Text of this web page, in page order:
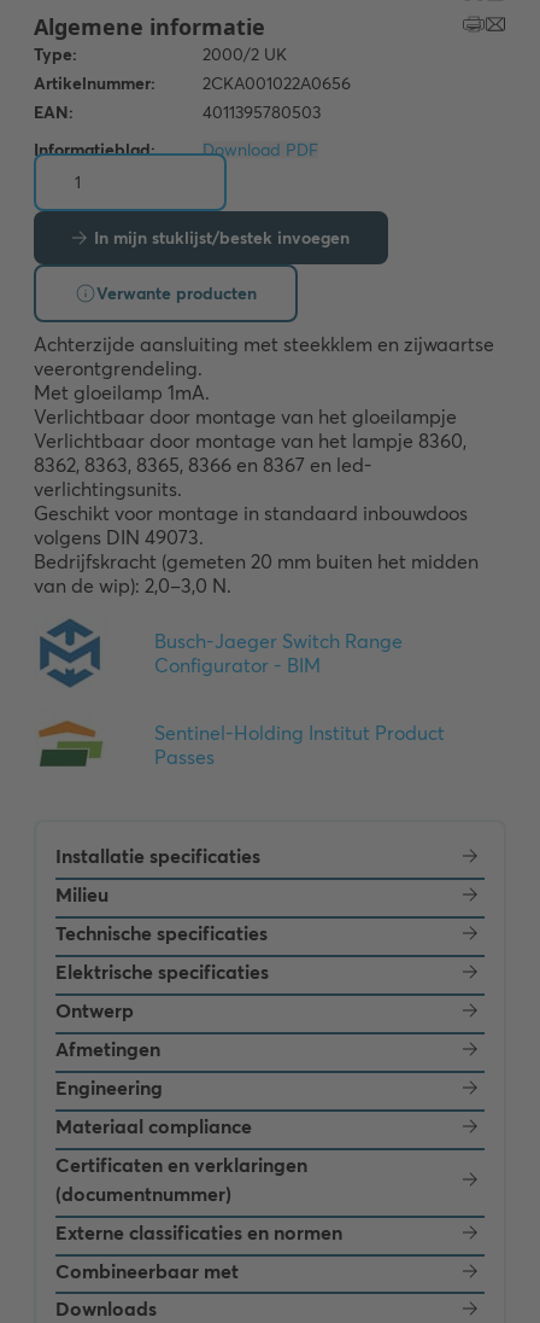
Informatieblad: Download PDF
In mijn stuklijst/bestek invoegen
Verwante producten
Achterzijde aansluiting met steekklem en zijwaartse
veerontgrendeling.
Met gloeilamp 1mA.
Verlichtbaar door montage van het gloeilampje
Verlichtbaar door montage van het lampje 8360,
8362, 8363, 8365, 8366 en 8367 en led-
verlichtingsunits.
Geschikt voor montage in standaard inbouwdoos
volgens DIN 49073.
Bedrijfskracht (gemeten 20 mm buiten het midden
van de wip): 2,0–3,0 N.
Installatie specificaties
Milieu
Technische specificaties
Elektrische specificaties
Ontwerp
Afmetingen
Engineering
Materiaal compliance
Certificaten en verklaringen
(documentnummer)
Externe classificaties en normen
Combineerbaar met
Downloads